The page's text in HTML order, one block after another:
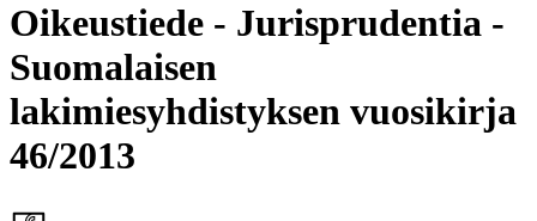
Oikeustiede - Jurisprudentia -
Suomalaisen
lakimiesyhdistyksen vuosikirja
46/2013